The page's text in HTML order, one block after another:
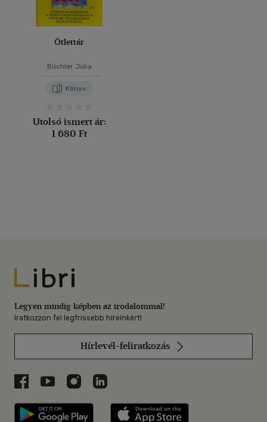
Ötlettár
Büchler Júlia
Könyv
Utolsó ismert ár:
1 680 Ft
Libri
Legyen mindig képben az irodalommal!
Iratkozzon fel legfrissebb híreinkért!
Hírlevél-feliratkozás
Libri a Facebookon
Libri a Youtube-on
Libri az Instagramon
Libri a LinkedInen
Libri applikáció Szerezd meg: Google